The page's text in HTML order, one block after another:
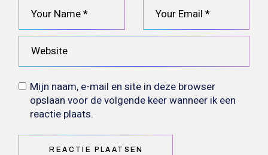
Mijn naam, e-mail en site in deze browser
opslaan voor de volgende keer wanneer ik een
reactie plaats.
REACTIE PLAATSEN